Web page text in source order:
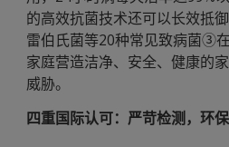
的高效抗菌技术还可以长效抵
雷伯氏菌等20种常见致病菌③
家庭营造洁净、安全、健康的
威胁。
四重国际认可：严苛检测，环